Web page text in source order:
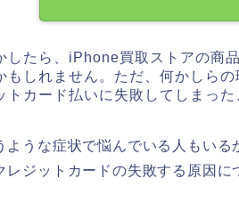
したら、iPhone買取ストアの商
もしれません。ただ、何かしら
トカード払いに失敗してしまった
ような症状で悩んでいる人もい
レジットカードの失敗する原因に